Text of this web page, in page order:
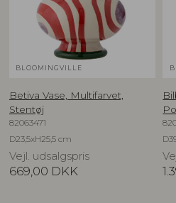
BLOOMINGVILLE
Betiva Vase, Multifarvet,
Stentøj
82063471
D23,5xH25,5 cm
Vejl. udsalgspris
669,00 DKK